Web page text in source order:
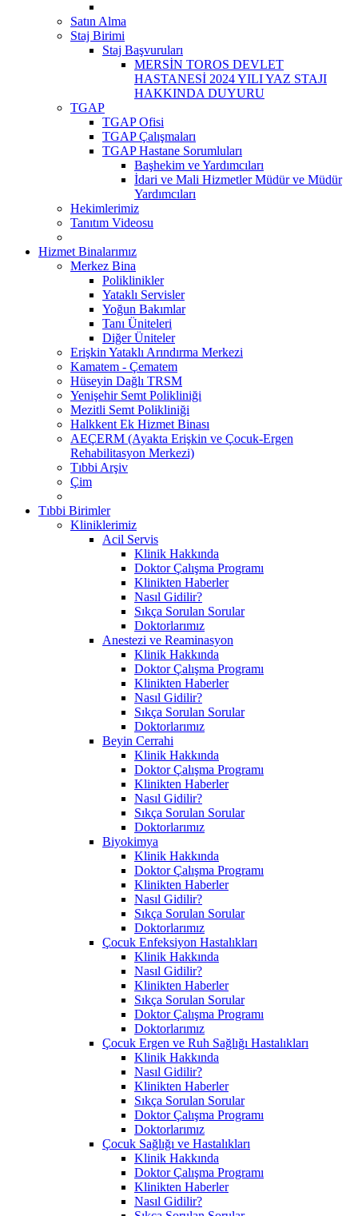
Satın Alma
Staj Birimi
Staj Başvuruları
MERSİN TOROS DEVLET
HASTANESİ 2024 YILI YAZ STAJI
HAKKINDA DUYURU
TGAP
TGAP Ofisi
TGAP Çalışmaları
TGAP Hastane Sorumluları
Başhekim ve Yardımcıları
İdari ve Mali Hizmetler Müdür ve Müdür
Yardımcıları
Hekimlerimiz
Tanıtım Videosu
Hizmet Binalarımız
Merkez Bina
Poliklinikler
Yataklı Servisler
Yoğun Bakımlar
Tanı Üniteleri
Diğer Üniteler
Erişkin Yataklı Arındırma Merkezi
Kamatem - Çematem
Hüseyin Dağlı TRSM
Yenişehir Semt Polikliniği
Mezitli Semt Polikliniği
Halkkent Ek Hizmet Binası
AEÇERM (Ayakta Erişkin ve Çocuk-Ergen
Rehabilitasyon Merkezi)
Tıbbi Arşiv
Çim
Tıbbi Birimler
Kliniklerimiz
Acil Servis
Klinik Hakkında
Doktor Çalışma Programı
Klinikten Haberler
Nasıl Gidilir?
Sıkça Sorulan Sorular
Doktorlarımız
Anestezi ve Reaminasyon
Klinik Hakkında
Doktor Çalışma Programı
Klinikten Haberler
Nasıl Gidilir?
Sıkça Sorulan Sorular
Doktorlarımız
Beyin Cerrahi
Klinik Hakkında
Doktor Çalışma Programı
Klinikten Haberler
Nasıl Gidilir?
Sıkça Sorulan Sorular
Doktorlarımız
Biyokimya
Klinik Hakkında
Doktor Çalışma Programı
Klinikten Haberler
Nasıl Gidilir?
Sıkça Sorulan Sorular
Doktorlarımız
Çocuk Enfeksiyon Hastalıkları
Klinik Hakkında
Nasıl Gidilir?
Klinikten Haberler
Sıkça Sorulan Sorular
Doktor Çalışma Programı
Doktorlarımız
Çocuk Ergen ve Ruh Sağlığı Hastalıkları
Klinik Hakkında
Nasıl Gidilir?
Klinikten Haberler
Sıkça Sorulan Sorular
Doktor Çalışma Programı
Doktorlarımız
Çocuk Sağlığı ve Hastalıkları
Klinik Hakkında
Doktor Çalışma Programı
Klinikten Haberler
Nasıl Gidilir?